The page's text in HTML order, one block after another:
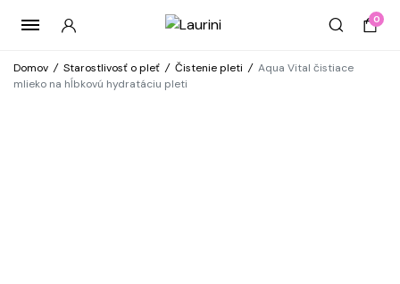
0
Domov / Starostlivosť o pleť / Čistenie pleti / Aqua Vital čistiace
mlieko na hĺbkovú hydratáciu pleti